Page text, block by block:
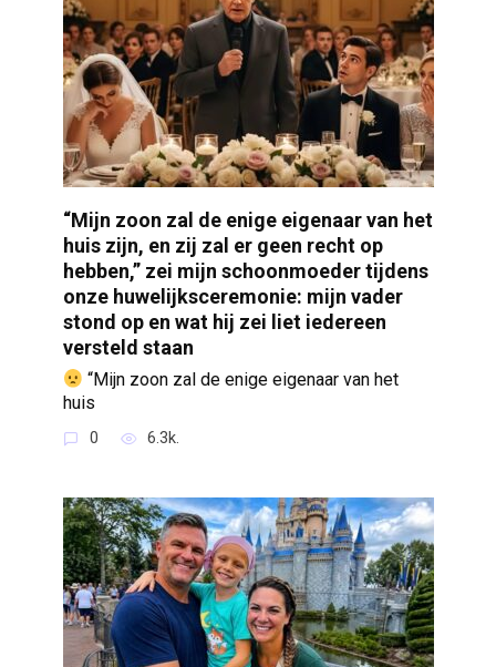
“Mijn zoon zal de enige eigenaar van het
huis zijn, en zij zal er geen recht op
hebben,” zei mijn schoonmoeder tijdens
onze huwelijksceremonie: mijn vader
stond op en wat hij zei liet iedereen
versteld staan
“Mijn zoon zal de enige eigenaar van het
huis
0 6.3k.